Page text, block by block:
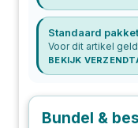
Standaard
Voor dit artikel
BEKIJK
Bundel &